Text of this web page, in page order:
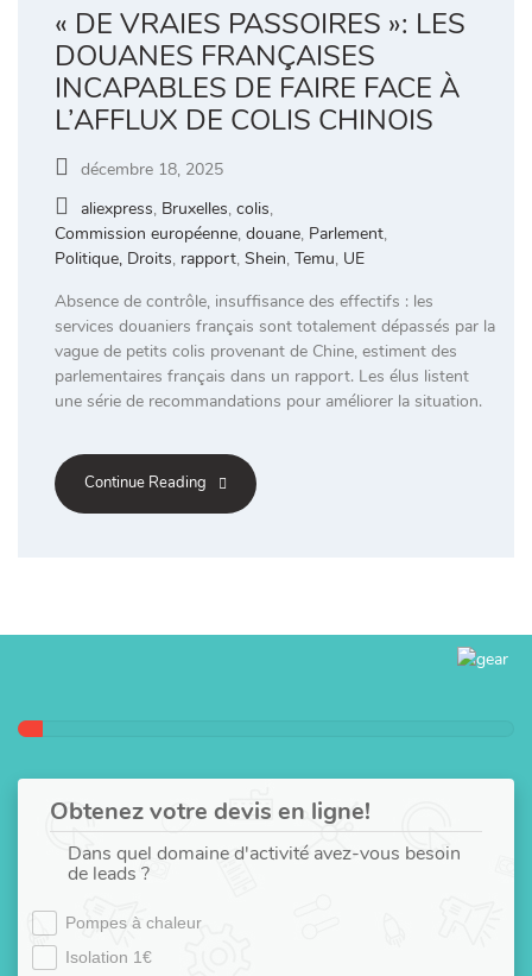
« DE VRAIES PASSOIRES »: LES
DOUANES FRANÇAISES
INCAPABLES DE FAIRE FACE À
L’AFFLUX DE COLIS CHINOIS
décembre 18, 2025
aliexpress, Bruxelles, colis,
Commission européenne, douane, Parlement,
Politique, Droits, rapport, Shein, Temu, UE
Absence de contrôle, insuffisance des effectifs : les
services douaniers français sont totalement dépassés par la
vague de petits colis provenant de Chine, estiment des
parlementaires français dans un rapport. Les élus listent
une série de recommandations pour améliorer la situation.
Continue Reading
Obtenez votre devis en ligne!
Dans quel domaine d'activité avez-vous besoin
de leads ?
Pompes à chaleur
Isolation 1€